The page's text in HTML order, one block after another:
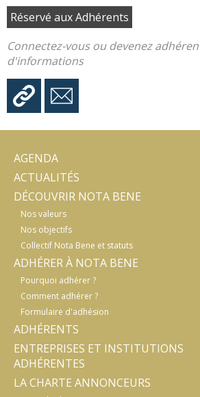
Réservé aux Adhérents
Connectez-vous ou devenez
d'informations
AGENDA
ACTUALITÉS
DÉCOUVRIR NOTA BENE
Nos valeurs
Nos objectifs
Collectif Nota Bene et statuts
ADHÉRER À NOTA BENE
Pourquoi adhérer ?
Comment adhérer ?
Formulaire d'adhésion
ADHÉRENTS
ENTREPRISES ET INSTITUTIONS
ADHÉRENTES
LA CHARTE ANNONCEURS